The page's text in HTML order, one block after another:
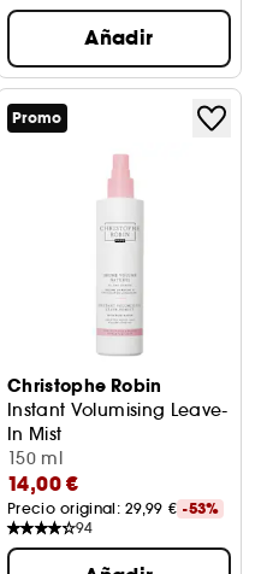
Añadir
Promo
Christophe Robin
Instant Volumising Leave-
In Mist
Bruma voluminizadora
150 ml
14,00 €
Precio original: 29,99 € -53%
94